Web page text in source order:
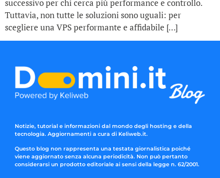
successivo per chi cerca più performance e controllo.
Tuttavia, non tutte le soluzioni sono uguali: per
scegliere una VPS performante e affidabile […]
Notizie, tutorial e informazioni dal mondo degli hosting e della
tecnologia. Aggiornamenti a cura di Keliweb.it.
Questo blog non rappresenta una testata giornalistica poiché
viene aggiornato senza alcuna periodicità. Non può pertanto
considerarsi un prodotto editoriale ai sensi della legge n. 62/2001.